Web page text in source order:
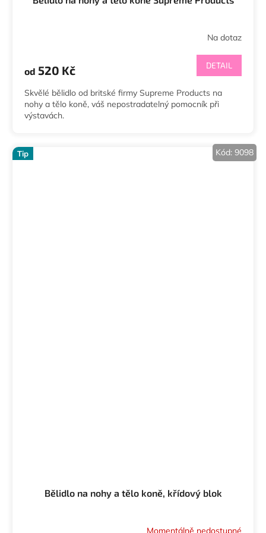
Na dotaz
od 520 Kč DETAIL
Skvělé bělidlo od britské firmy Supreme Products na
nohy a tělo koně, váš nepostradatelný pomocník při
výstavách.
Tip
Bělidlo na nohy a tělo koně, křídový blok
Momentálně nedostupné
Kód: 9098